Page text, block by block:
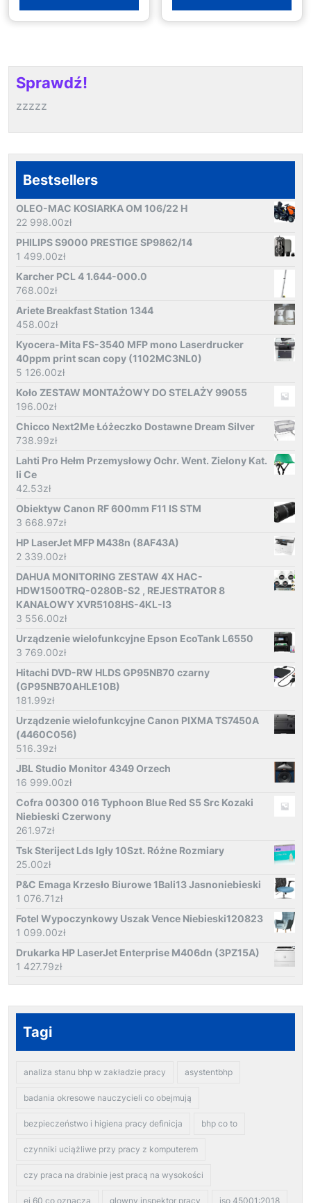
Sprawdź!
zzzzz
Bestsellers
OLEO-MAC KOSIARKA OM 106/22 H
22 998.00zł
PHILIPS S9000 PRESTIGE SP9862/14
1 499.00zł
Karcher PCL 4 1.644-000.0
768.00zł
Ariete Breakfast Station 1344
458.00zł
Kyocera-Mita FS-3540 MFP mono Laserdrucker
40ppm print scan copy (1102MC3NL0)
5 126.00zł
Koło ZESTAW MONTAŻOWY DO STELAŻY 99055
196.00zł
Chicco Next2Me Łóżeczko Dostawne Dream Silver
738.99zł
Lahti Pro Hełm Przemysłowy Ochr. Went. Zielony Kat.
Ii Ce
42.53zł
Obiektyw Canon RF 600mm F11 IS STM
3 668.97zł
HP LaserJet MFP M438n (8AF43A)
2 339.00zł
DAHUA MONITORING ZESTAW 4X HAC-
HDW1500TRQ-0280B-S2 , REJESTRATOR 8
KANAŁOWY XVR5108HS-4KL-I3
3 556.00zł
Urządzenie wielofunkcyjne Epson EcoTank L6550
3 769.00zł
Hitachi DVD-RW HLDS GP95NB70 czarny
(GP95NB70AHLE10B)
181.99zł
Urządzenie wielofunkcyjne Canon PIXMA TS7450A
(4460C056)
516.39zł
JBL Studio Monitor 4349 Orzech
16 999.00zł
Cofra 00300 016 Typhoon Blue Red S5 Src Kozaki
Niebieski Czerwony
261.97zł
Tsk Steriject Lds Igły 10Szt. Różne Rozmiary
25.00zł
P&C Emaga Krzesło Biurowe 1Bali13 Jasnoniebieski
1 076.71zł
Fotel Wypoczynkowy Uszak Vence Niebieski120823
1 099.00zł
Drukarka HP LaserJet Enterprise M406dn (3PZ15A)
1 427.79zł
Tagi
analiza stanu bhp w zakładzie pracy asystentbhp
badania okresowe nauczycieli co obejmują
bezpieczeństwo i higiena pracy definicja bhp co to
czynniki uciążliwe przy pracy z komputerem
czy praca na drabinie jest pracą na wysokości
ei 60 co oznacza glowny inspektor pracy iso 45001:2018